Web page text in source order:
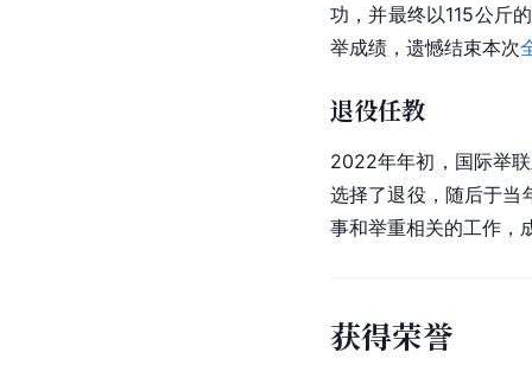
功，并最终以115公斤
举成绩，遗憾结束本次
退役任教
2022年年初， 国际举联
选择了退役，随后于当
事和举重相关的工作，
获得荣誉